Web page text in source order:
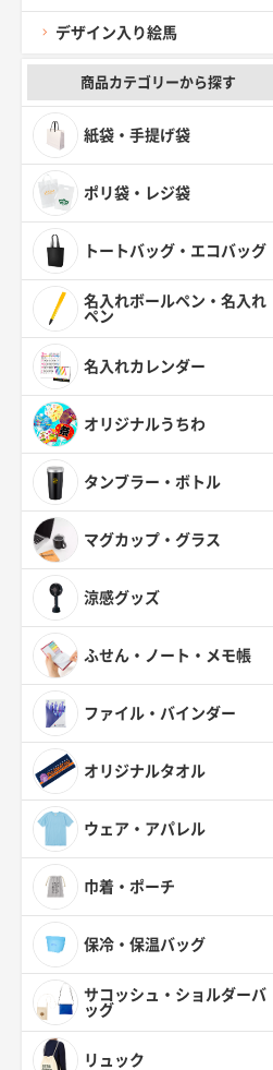
デザイン入り絵馬
商品カテゴリーから探す
紙袋・手提げ袋
ポリ袋・レジ袋
トートバッグ・エコバッグ
名入れボールペン・名入れ
ペン
名入れカレンダー
オリジナルうちわ
タンブラー・ボトル
マグカップ・グラス
涼感グッズ
ふせん・ノート・メモ帳
ファイル・バインダー
オリジナルタオル
ウェア・アパレル
巾着・ポーチ
保冷・保温バッグ
サコッシュ・ショルダーバ
ッグ
リュック